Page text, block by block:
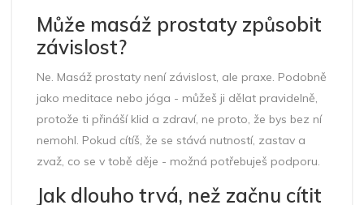
Může masáž prostaty způsobit
závislost?
Ne. Masáž prostaty není závislost, ale praxe. Podobně
jako meditace nebo jóga - můžeš ji dělat pravidelně,
protože ti přináší klid a zdraví, ne proto, že bys bez ní
nemohl. Pokud cítíš, že se stává nutností, zastav a
zvaž, co se v tobě děje - možná potřebuješ podporu.
Jak dlouho trvá, než začnu cítit